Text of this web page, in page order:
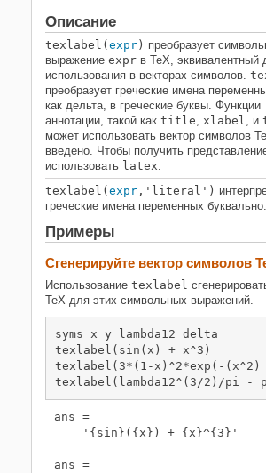
Входные параметры
Смотрите также
Описание
texlabel( expr ) преобразует
выражение expr в TeX, эквивалентный
использования в векторах символов.
преобразует греческие имена
как дельта, в греческие буквы. Функции
аннотации, такой как title, xlabel, и
может использовать вектор символов
введено. Чтобы получить
использовать latex.
texlabel( expr ,'literal')
греческие имена переменных буквально.
Примеры
Сгенерируйте вектор символов
Использование texlabel
TeX для этих символьных выражений.
syms x y lambda12 delta
texlabel(sin(x) + x^3)
texlabel(3*(1-x)^2*exp(-
texlabel(lambda12^(3/2)/pi -
ans =
    '{sin}({x}) + {x}^{3}'
ans =